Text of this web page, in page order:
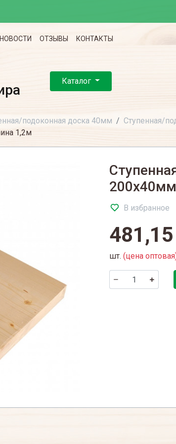
НОВОСТИ ОТЗЫВЫ КОНТАКТЫ
Каталог
подоконная доска 40мм
Ступенная/
1,2м
В избранное
481,15
шт. (цена